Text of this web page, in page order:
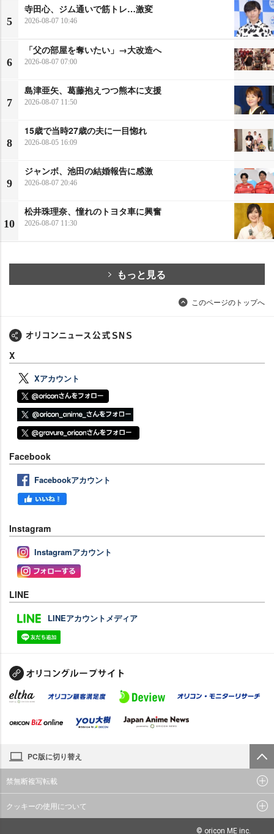
5
寺田心、ジム通いで筋トレ…激変
2026-08-07 10:46
6
「父の部屋を奪いたい」→大改造へ
2026-08-07 07:00
7
島津亜矢、葛藤抱えつつ熊本に支援
2026-08-07 11:50
8
15歳で当時27歳の夫に一目惚れ
2026-08-05 16:09
9
ジャンボ、池田の結婚報告に感激
2026-08-07 20:46
10
松井珠理奈、憧れのトヨタ車に興奮
2026-08-07 11:30
もっと見る
このページのトップへ
X
Xアカウント
Facebook
Facebookアカウント
Instagram
Instagramアカウント
LINE
LINEアカウントメディア
PC版に切り替え
禁無断複写転載
クッキーの使用について
© oricon ME inc.